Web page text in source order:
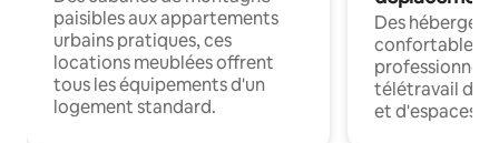
paisibles aux appartements
urbains pratiques, ces
locations meublées offrent
tous les équipements d'un
logement standard.
Des
confortables
professionnels
télétravail
et d'espaces